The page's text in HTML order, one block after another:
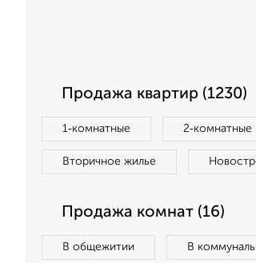
Продажа квартир (1230)
1‑комнатные 2‑комнатные
Вторичное жилье
Продажа комнат (16)
В общежитии В